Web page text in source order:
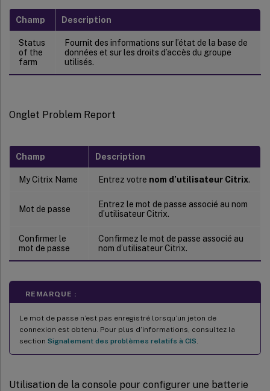
Champ Description
Status
of the
farm
Fournit des informations sur l’état de la base de
données et sur les droits d’accès du groupe
utilisés.
Onglet Problem Report
Champ Description
My Citrix Name Entrez votre nom d’utilisateur Citrix.
Mot de passe
Entrez le mot de passe associé au nom
d’utilisateur Citrix.
Confirmer le
mot de passe
Confirmez le mot de passe associé au
nom d’utilisateur Citrix.
REMARQUE :
Le mot de passe n’est pas enregistré lorsqu’un jeton de
connexion est obtenu. Pour plus d’informations, consultez la
section Signalement des problèmes relatifs à CIS
Utilisation de la console pour configurer une batterie